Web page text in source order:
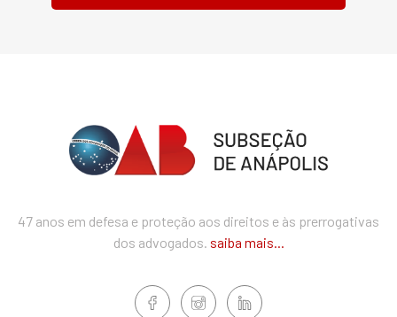
47 anos em defesa e proteção aos direitos e às prerrogativas
dos advogados. saiba mais...